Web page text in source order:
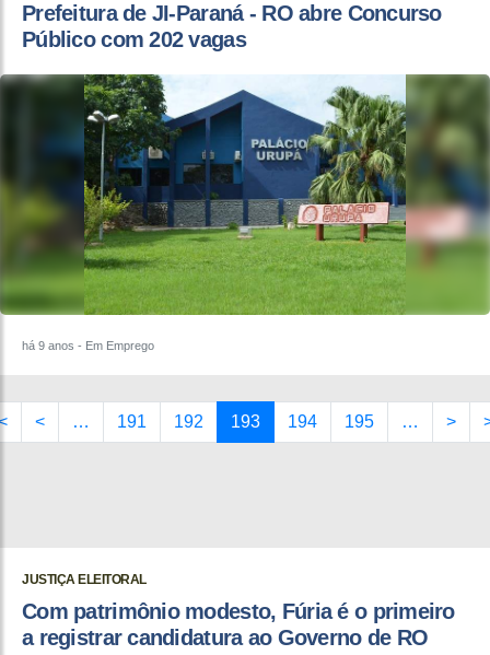
Prefeitura de JI-Paraná - RO abre Concurso
Público com 202 vagas
há 9 anos - Em Emprego
< … 191 192 193 194 195 … >
JUSTIÇA ELEITORAL
Com patrimônio modesto, Fúria é o primeiro
a registrar candidatura ao Governo de RO